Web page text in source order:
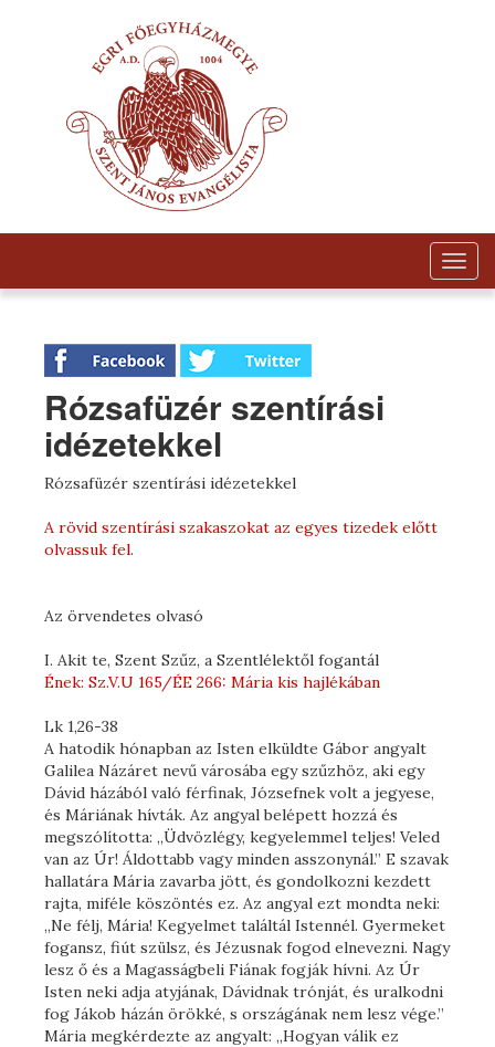
Rózsafüzér szentírási
idézetekkel
Rózsafüzér szentírási idézetekkel
A rövid szentírási szakaszokat az egyes tizedek előtt
olvassuk fel.
Az örvendetes olvasó
I. Akit te, Szent Szűz, a Szentlélektől fogantál
Ének: Sz.V.U 165/ÉE 266: Mária kis hajlékában
Lk 1,26-38
A hatodik hónapban az Isten elküldte Gábor angyalt
Galilea Názáret nevű városába egy szűzhöz, aki egy
Dávid házából való férfinak, Józsefnek volt a jegyese,
és Máriának hívták. Az angyal belépett hozzá és
megszólította: „Üdvözlégy, kegyelemmel teljes! Veled
van az Úr! Áldottabb vagy minden asszonynál.” E szavak
hallatára Mária zavarba jött, és gondolkozni kezdett
rajta, miféle köszöntés ez. Az angyal ezt mondta neki:
„Ne félj, Mária! Kegyelmet találtál Istennél. Gyermeket
fogansz, fiút szülsz, és Jézusnak fogod elnevezni. Nagy
lesz ő és a Magasságbeli Fiának fogják hívni. Az Úr
Isten neki adja atyjának, Dávidnak trónját, és uralkodni
fog Jákob házán örökké, s országának nem lesz vége.”
Mária megkérdezte az angyalt: „Hogyan válik ez